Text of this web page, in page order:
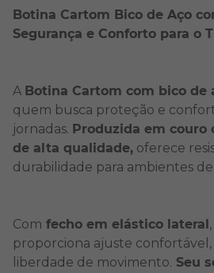
Botina Cartom Bico de Aço
Segurança e Conforto para o
A Botina Cartom com bico de
quem busca proteção e
jornadas. Produzida em couro
de alta qualidade, oferece
durabilidade para ambientes
Com fecho em elástico lateral
proporciona ajuste
liberdade de movimento. Seu